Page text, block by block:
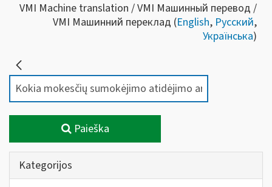
VMI Machine translation / VMI Машинный перевод /
VMI Машинний переклад (English, Русский,
Українська)
Paieška
Kategorijos